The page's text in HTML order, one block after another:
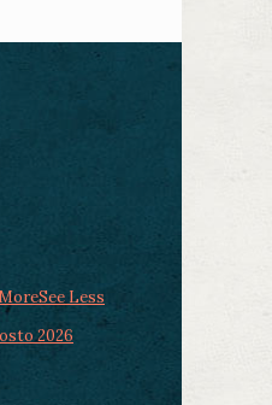
See Less
2026